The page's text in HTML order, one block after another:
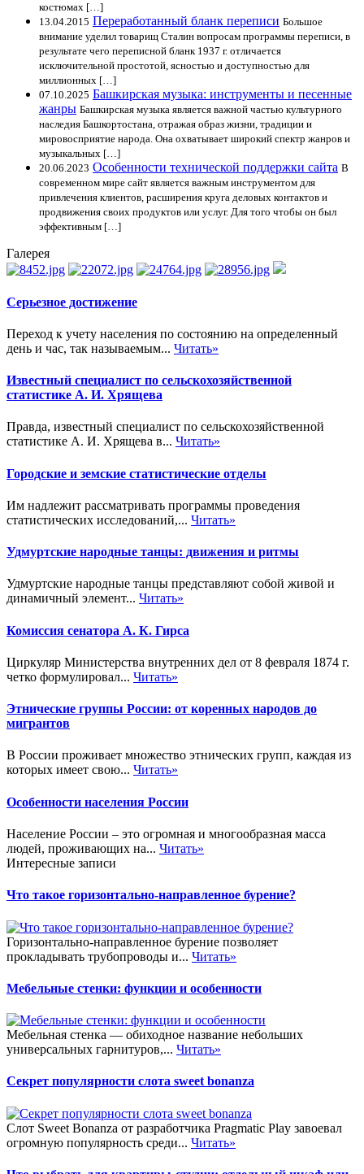
костюмах […]
13.04.2015 Переработанный бланк переписи Большое
внимание уделил товарищ Сталин вопросам программы переписи, в
результате чего переписной бланк 1937 г. отличается
исключительной простотой, ясностью и доступностью для
миллионных […]
07.10.2025 Башкирская музыка: инструменты и песенные
жанры Башкирская музыка является важной частью культурного
наследия Башкортостана, отражая образ жизни, традиции и
мировосприятие народа. Она охватывает широкий спектр жанров и
музыкальных […]
20.06.2023 Особенности технической поддержки сайта В
современном мире сайт является важным инструментом для
привлечения клиентов, расширения круга деловых контактов и
продвижения своих продуктов или услуг. Для того чтобы он был
эффективным […]
Галерея
Серьезное достижение
Переход к учету населения по состоянию на определенный
день и час, так называемым... Читать»
Известный специалист по сельскохозяйственной
статистике А. И. Хрящева
Правда, известный специалист по сельскохозяйственной
статистике А. И. Хрящева в... Читать»
Городские и земские статистические отделы
Им надлежит рассматривать программы проведения
статистических исследований,... Читать»
Удмуртские народные танцы: движения и ритмы
Удмуртские народные танцы представляют собой живой и
динамичный элемент... Читать»
Комиссия сенатора А. К. Гирса
Циркуляр Министерства внутренних дел от 8 февраля 1874 г.
четко формулировал... Читать»
Этнические группы России: от коренных народов до
мигрантов
В России проживает множество этнических групп, каждая из
которых имеет свою... Читать»
Особенности населения России
Население России – это огромная и многообразная масса
людей, проживающих на... Читать»
Интересные записи
Что такое горизонтально-направленное бурение?
Горизонтально-направленное бурение позволяет
прокладывать трубопроводы и... Читать»
Мебельные стенки: функции и особенности
Мебельная стенка — обиходное название небольших
универсальных гарнитуров,... Читать»
Секрет популярности слота sweet bonanza
Слот Sweet Bonanza от разработчика Pragmatic Play завоевал
огромную популярность среди... Читать»